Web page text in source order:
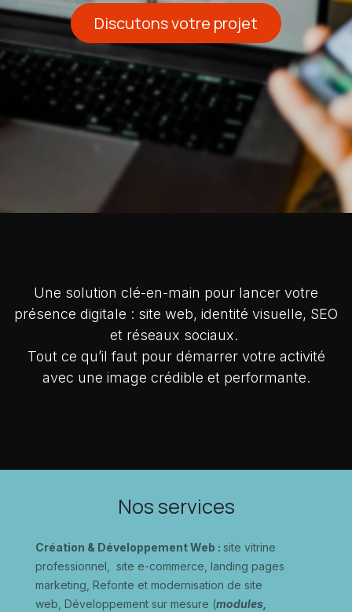
Discutons votre projet
Une solution clé-en-main pour lancer votre
présence digitale : site web, identité visuelle, SEO
et réseaux sociaux.
Tout ce qu’il faut pour démarrer votre activité
avec une image crédible et performante.
Nos services
Création & Développement Web : site vitrine
professionnel, site e-commerce, landing pages
marketing, Refonte et modernisation de site
web, Développement sur mesure (modules,